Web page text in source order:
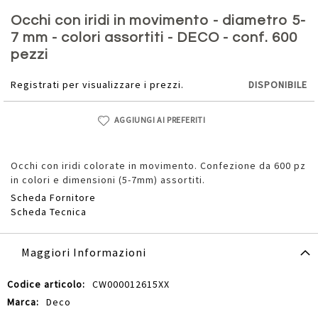
Occhi con iridi in movimento - diametro 5-
7 mm - colori assortiti - DECO - conf. 600
pezzi
Registrati per visualizzare i prezzi. DISPONIBILE
AGGIUNGI AI PREFERITI
Occhi con iridi colorate in movimento. Confezione da 600 pz
in colori e dimensioni (5-7mm) assortiti.
Scheda Fornitore
Scheda Tecnica
all'inizio
della
galleria
di
Maggiori Informazioni
Maggiori
Informazioni
CW000012615XX
Deco